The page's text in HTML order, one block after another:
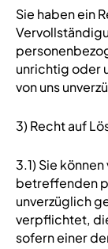
Sie haben ein
unrichtig oder
von uns
3) Recht auf
3.1) Sie
betreffenden
unverzüglich
verpflichtet,
sofern einer